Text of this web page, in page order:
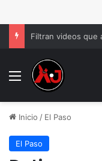
Menu
Inicio / El Paso
El Paso